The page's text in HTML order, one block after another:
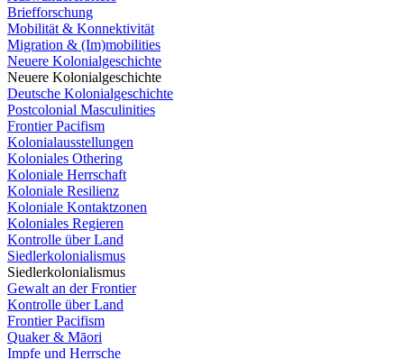
Briefforschung
Mobilität & Konnektivität
Migration & (Im)mobilities
Neuere Kolonialgeschichte
Neuere Kolonialgeschichte
Deutsche Kolonialgeschichte
Postcolonial Masculinities
Frontier Pacifism
Kolonialausstellungen
Koloniales Othering
Koloniale Herrschaft
Koloniale Resilienz
Koloniale Kontaktzonen
Koloniales Regieren
Kontrolle über Land
Siedlerkolonialismus
Siedlerkolonialismus
Gewalt an der Frontier
Kontrolle über Land
Frontier Pacifism
Quaker & Māori
Impfe und Herrsche